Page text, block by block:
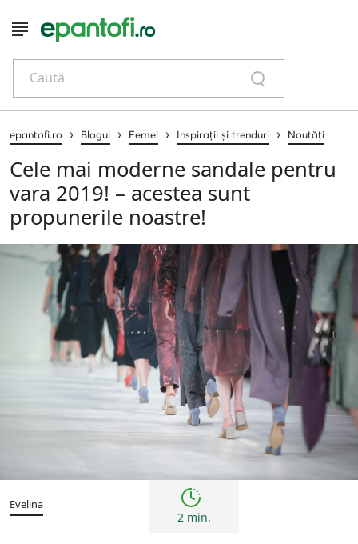
Caută
epantofi.ro › Blogul › Femei › Inspirații și trenduri › Noutăți
Cele mai moderne sandale pentru
vara 2019! – acestea sunt
propunerile noastre!
Inspirații și trenduri Noutăți
Evelina
2 min.